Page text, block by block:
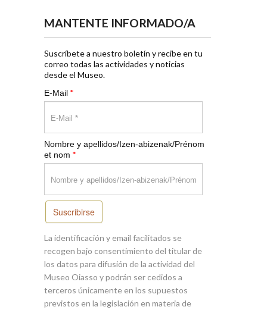
MANTENTE INFORMADO/A
Suscríbete a nuestro boletín y recibe en tu
correo todas las actividades y noticias
desde el Museo.
E-Mail *
Nombre y apellidos/Izen-abizenak/Prénom
et nom *
Suscribirse
La identificación y email facilitados se
recogen bajo consentimiento del titular de
los datos para difusión de la actividad del
Museo Oiasso y podrán ser cedidos a
terceros únicamente en los supuestos
previstos en la legislación en materia de